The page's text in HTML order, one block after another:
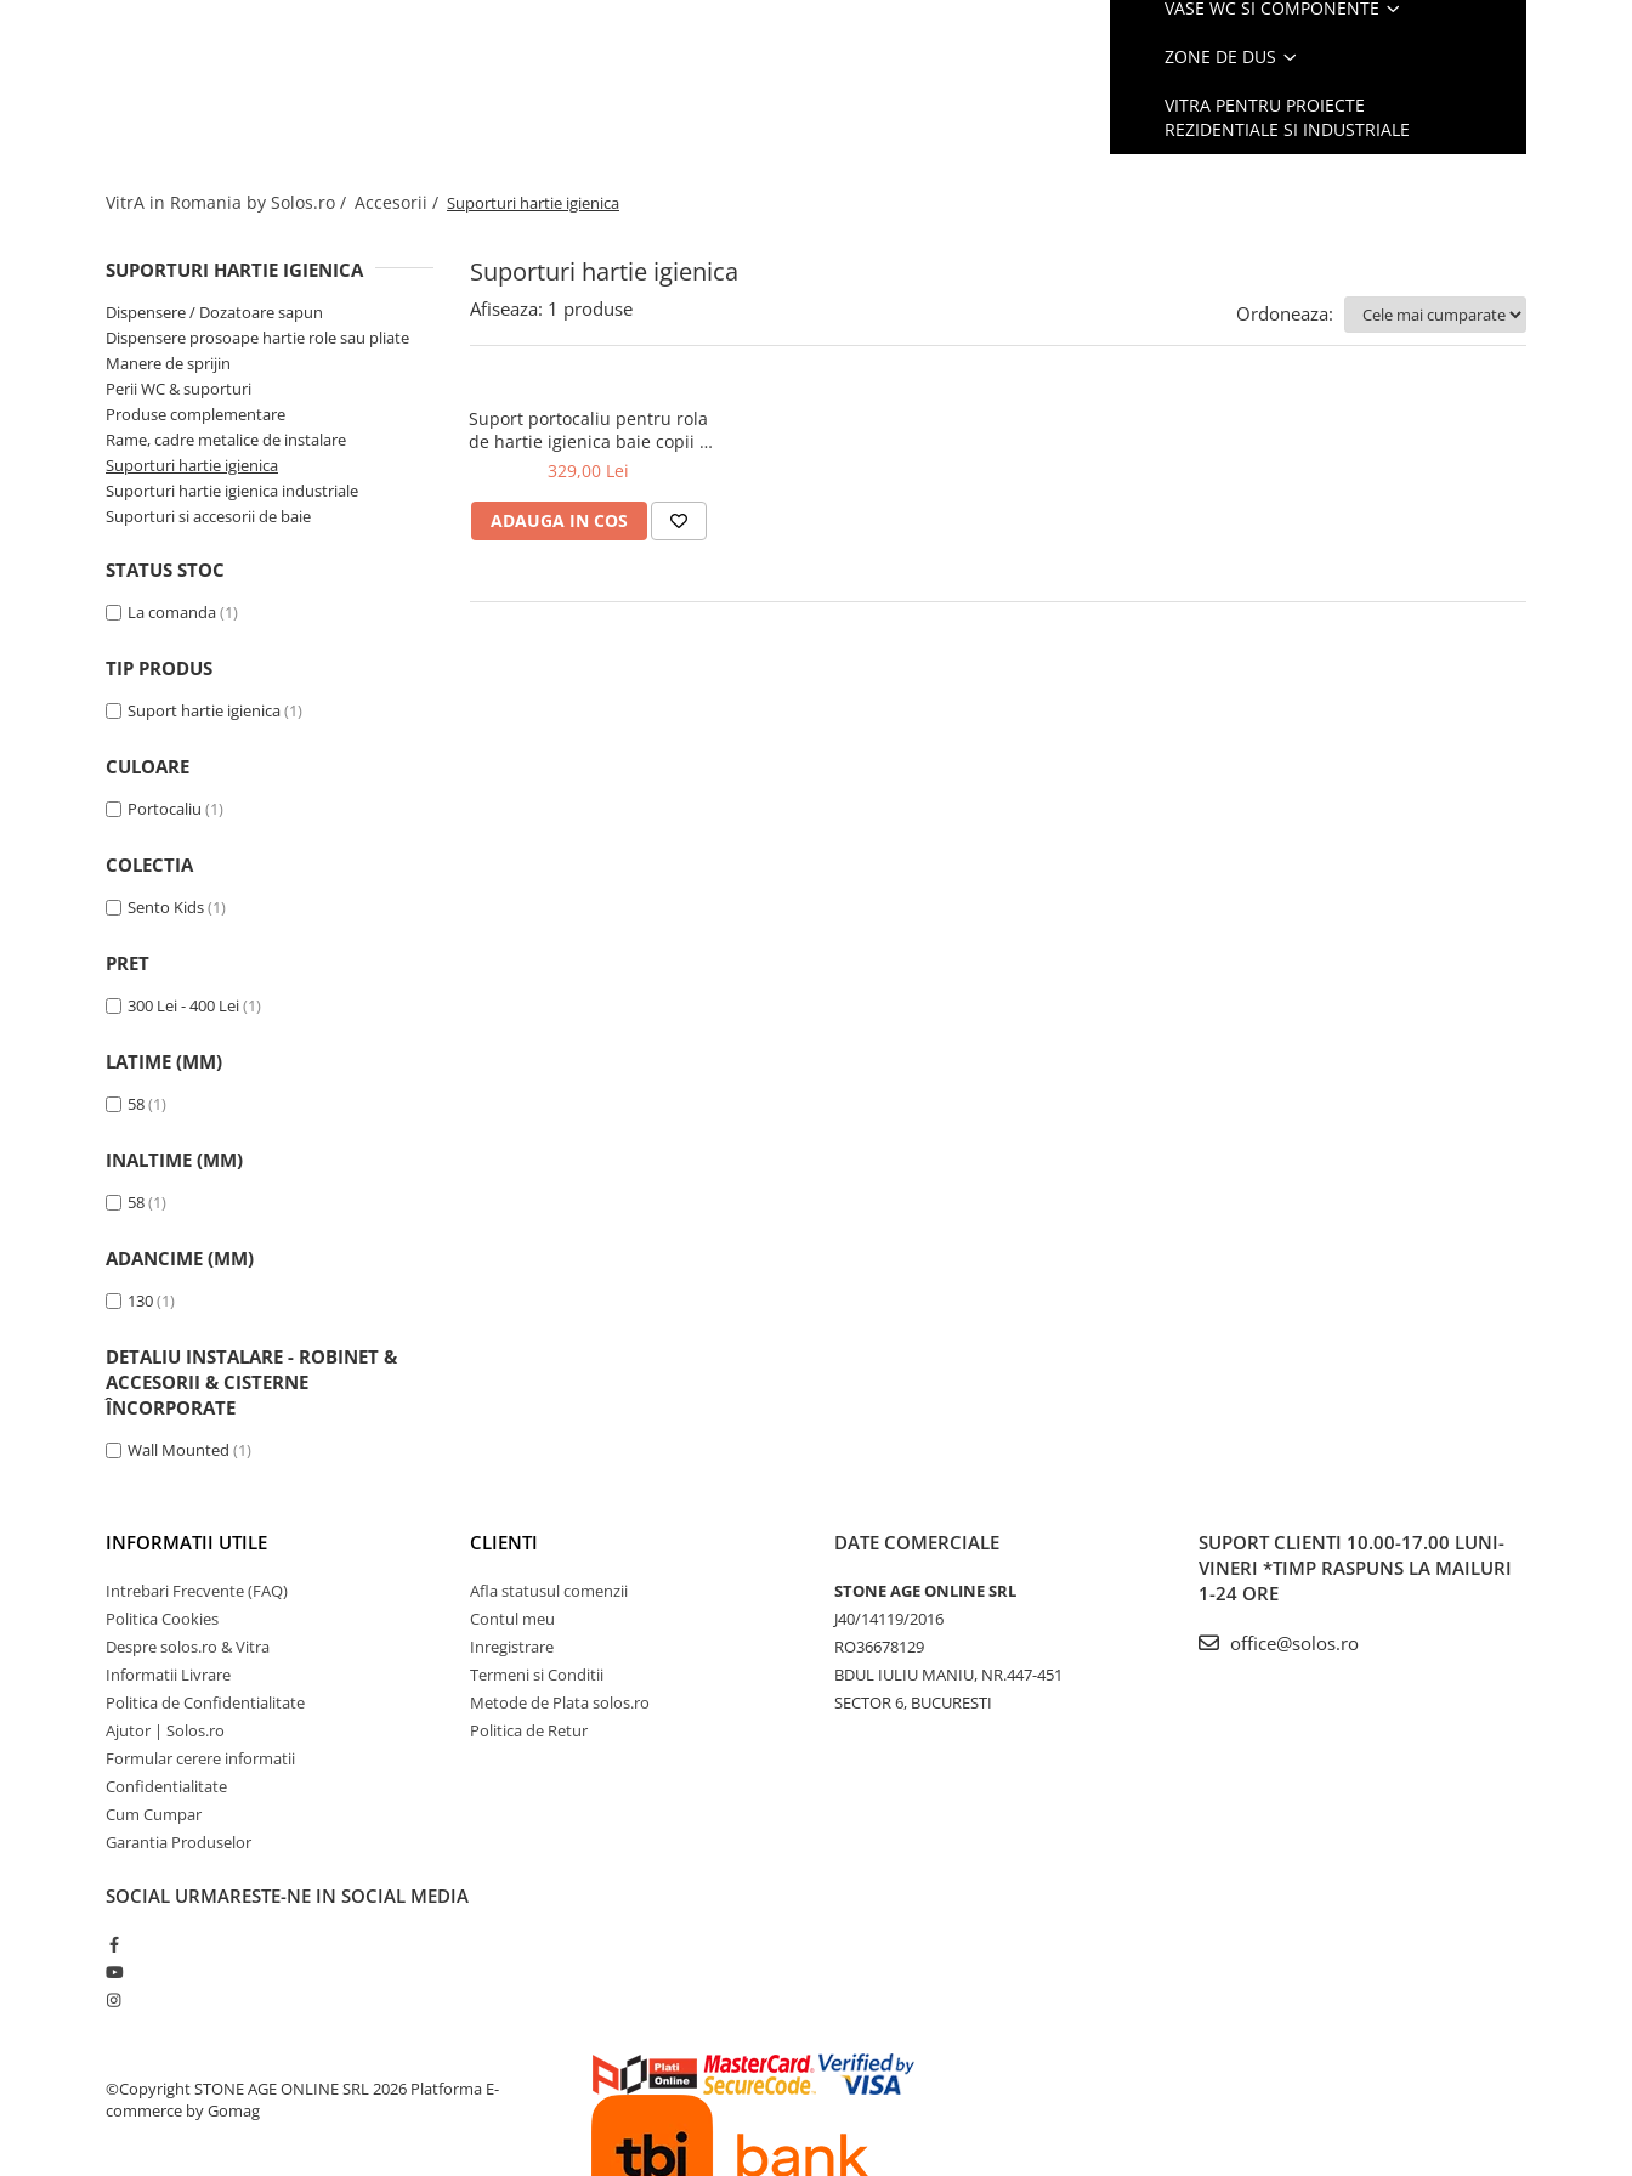
VASE WC SI COMPONENTE
ZONE DE DUS
VITRA PENTRU PROIECTE
REZIDENTIALE SI INDUSTRIALE
VitrA in Romania by Solos.ro / Accesorii / Suporturi hartie igienica
Suporturi hartie igienica
SUPORTURI HARTIE IGIENICA
Dispensere / Dozatoare sapun
Dispensere prosoape hartie role sau pliate
Manere de sprijin
Perii WC & suporturi
Produse complementare
Rame, cadre metalice de instalare
Suporturi hartie igienica
Suporturi hartie igienica industriale
Suporturi si accesorii de baie
STATUS STOC
La comanda(1)
TIP PRODUS
Suport hartie igienica(1)
CULOARE
Portocaliu (1)
COLECTIA
Sento Kids(1)
PRET
300 Lei - 400 Lei(1)
LATIME (MM)
58(1)
INALTIME (MM)
58(1)
ADANCIME (MM)
130(1)
DETALIU INSTALARE - ROBINET &
ACCESORII & CISTERNE
ÎNCORPORATE
Wall Mounted (1)
Afiseaza: 1 produse Ordoneaza:
Suport portocaliu pentru rola
de hartie igienica baie copii |
A4491467
329,00 Lei
ADAUGA IN COS
INFORMATII UTILE
Intrebari Frecvente (FAQ)
Politica Cookies
Despre solos.ro & Vitra
Informatii Livrare
Politica de Confidentialitate
Ajutor | Solos.ro
Formular cerere informatii
Confidentialitate
Cum Cumpar
Garantia Produselor
CLIENTI
Afla statusul comenzii
Contul meu
Inregistrare
Termeni si Conditii
Metode de Plata solos.ro
Politica de Retur
DATE COMERCIALE
STONE AGE ONLINE SRL
J40/14119/2016
RO36678129
BDUL IULIU MANIU, NR.447-451
SECTOR 6, BUCURESTI
SUPORT CLIENTI 10.00-17.00 LUNI-
VINERI *TIMP RASPUNS LA MAILURI
1-24 ORE
office@solos.ro
SOCIAL URMARESTE-NE IN SOCIAL MEDIA
©Copyright STONE AGE ONLINE SRL 2026 Platforma E-
commerce by Gomag